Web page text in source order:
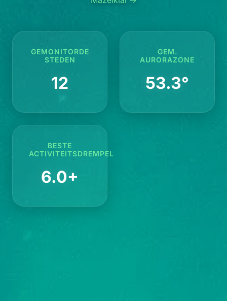
GEMONITORDE
STEDEN
12
GEM.
AURORAZONE
53.3°
BESTE
ACTIVITEITSDREMPEL
6.0+